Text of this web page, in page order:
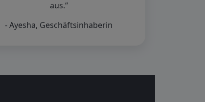
aus.“
- Ayesha, Geschäftsinhaberin